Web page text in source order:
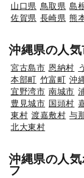
山口県 鳥取県 島
佐賀県 長崎県 熊
沖縄県の人
宮古島市 恩納村
本部町 竹富町 沖
宜野湾市 南城市
豊見城市 国頭村
東村 渡嘉敷村 与
北大東村
沖縄県の人
フ